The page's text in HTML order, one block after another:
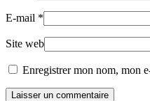
E-mail *
Site web
Enregistrer mon nom, mon
Laisser un commentaire